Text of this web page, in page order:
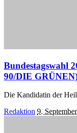
Bundestagswahl
90/DIE
Die Kandidatin der
Posted
Redaktion 9.